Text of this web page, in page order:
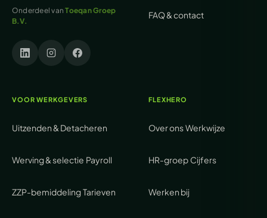
Onderdeel vanToeqan Groep
B.V.
FAQ & contact
VOOR WERKGEVERS
Uitzenden & Detacheren
Werving & selectie Payroll
ZZP-bemiddelingTarieven
FLEXHERO
Over onsWerkwijze
HR-groep Cijfers
Werken bij